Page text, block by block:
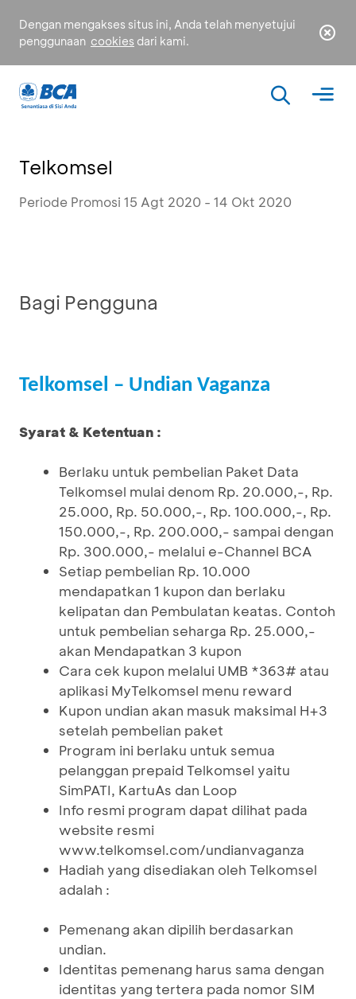
Dengan mengakses situs ini, Anda telah menyetujui
penggunaan cookies dari kami.
Telkomsel
Periode Promosi 15 Agt 2020 - 14 Okt 2020
Bagi Pengguna
Telkomsel – Undian Vaganza
Syarat & Ketentuan :
Berlaku untuk pembelian Paket Data
Telkomsel mulai denom Rp. 20.000,-, Rp.
25.000, Rp. 50.000,-, Rp. 100.000,-, Rp.
150.000,-, Rp. 200.000,- sampai dengan
Rp. 300.000,- melalui e-Channel BCA
Setiap pembelian Rp. 10.000
mendapatkan 1 kupon dan berlaku
kelipatan dan Pembulatan keatas. Contoh
untuk pembelian seharga Rp. 25.000,-
akan Mendapatkan 3 kupon
Cara cek kupon melalui UMB *363# atau
aplikasi MyTelkomsel menu reward
Kupon undian akan masuk maksimal H+3
setelah pembelian paket
Program ini berlaku untuk semua
pelanggan prepaid Telkomsel yaitu
SimPATI, KartuAs dan Loop
Info resmi program dapat dilihat pada
website resmi
www.telkomsel.com/undianvaganza
Hadiah yang disediakan oleh Telkomsel
adalah :
Pemenang akan dipilih berdasarkan
undian.
Identitas pemenang harus sama dengan
identitas yang tertera pada nomor SIM